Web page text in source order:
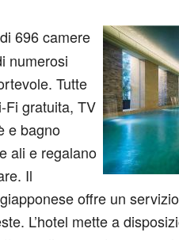
696 camere
numerosi
Tutte
Fi gratuita, TV
e bagno
ali e regalano
Il
offre un
L’hotel mette a